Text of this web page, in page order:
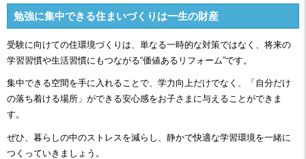
勉強に集中できる住まいづくりは一生の財産
受験に向けての住環境づくりは、単なる一時的な対策ではなく、将来の
学習習慣や生活習慣にもつながる“価値あるリフォーム”です。
集中できる空間を手に入れることで、学力向上だけでなく、「自分だけ
の落ち着ける場所」ができる安心感をお子さまに与えることができま
す。
ぜひ、暮らしの中のストレスを減らし、静かで快適な学習環境を一緒に
つくっていきましょう。